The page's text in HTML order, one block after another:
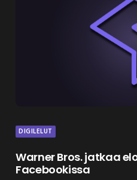
DIGILELUT
Warner Bros. jatkaa
Facebookissa